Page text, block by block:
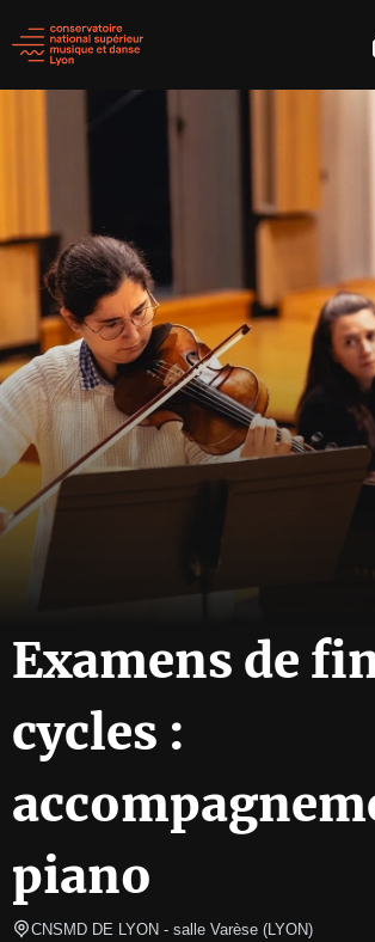
Examens de
cycles :
piano
CNSMD DE LYON - salle Varèse (LYON)